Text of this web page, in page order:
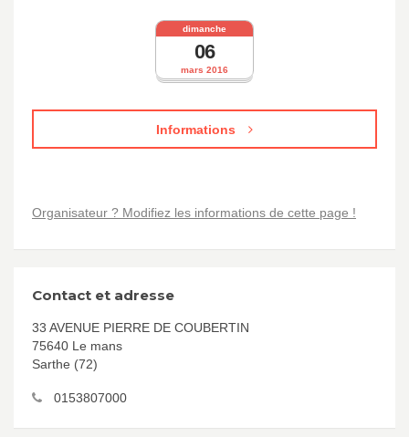
mars 2016
dimanche
06
Informations
Organisateur ? Modifiez les informations de cette page !
Contact et adresse
33 AVENUE PIERRE DE COUBERTIN
75640 Le mans
Sarthe (72)
0153807000